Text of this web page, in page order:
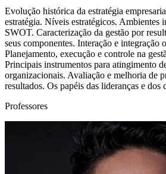
Evolução histórica da estratégia
estratégia. Níveis estratégicos. Ambientes
SWOT. Caracterização da gestão por
seus componentes. Interação e integração
Planejamento, execução e controle na
Principais instrumentos para atingimento
organizacionais. Avaliação e melhoria de
resultados. Os papéis das lideranças e dos
Professores